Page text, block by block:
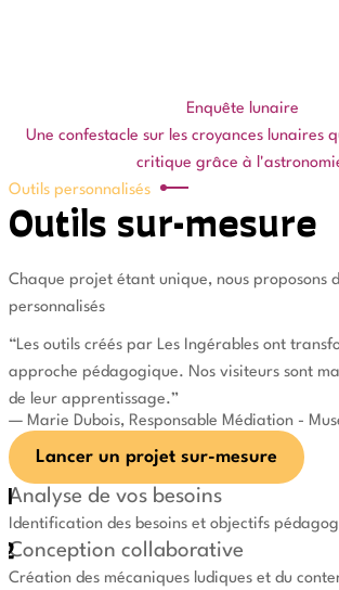
Enquête lunaire
Une confestacle sur les croyances lunaires
critique grâce à
Outils personnalisés
Outils sur-mesure
Chaque projet étant unique, nous proposons
personnalisés
“Les outils créés par Les Ingérables ont
approche pédagogique. Nos visiteurs sont
de leur apprentissage.”
— Marie Dubois, Responsable Médiation -
Lancer un projet sur-mesure
Analyse de vos besoins
Identification des besoins et objectifs
Conception collaborative
Création des mécaniques ludiques et du